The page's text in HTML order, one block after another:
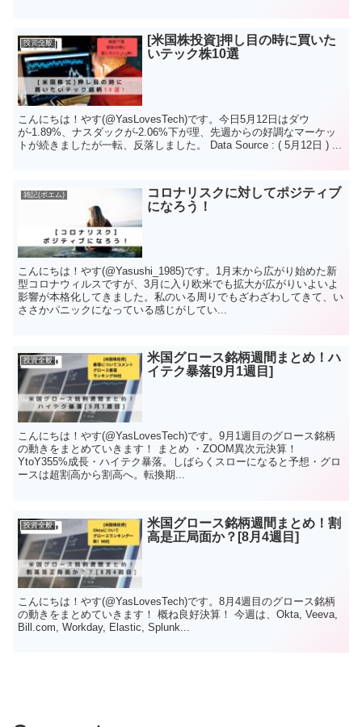
投資全般
[米国株投資]押し目の時に買いた
いテック株10選
こんにちは！やす(@YasLovesTech)です。今日5月12日はダウ
が-1.89%、ナスダックが-2.06%下が理、先週からの好調なマーケッ
トが続きましたが一転、反落しました。 Data Source : ( 5月12日 ) ...
雑記(ポエム)
コロナリスクに対してポジティブ
になろう！
こんにちは！やす(@Yasushi_1985)です。1月末から広がり始めた新
型コロナウィルスですが、3月に入り欧米でも拡大が広がりいよいよ
影響が本格化してきました。私のいる周りでもざわざわしてきて、い
ささかパニックになっている感じがしてい...
投資全般
米国グロース銘柄週間まとめ！ハ
イテク暴落[9月1週目]
こんにちは！やす(@YasLovesTech)です。9月1週目のグロース銘柄
の動きをまとめていきます！ まとめ ・ZOOM異次元決算！
YtoY355%成長・ハイテク暴落。しばらくスローになると予想・グロ
ースは超割高から割高へ。転換期...
投資全般
米国グロース銘柄週間まとめ！割
高是正局面か？[8月4週目]
こんにちは！やす(@YasLovesTech)です。8月4週目のグロース銘柄
の動きをまとめていきます！ 概ね良好決算！ 今週は、Okta, Veeva,
Bill.com, Workday, Elastic, Splunk...